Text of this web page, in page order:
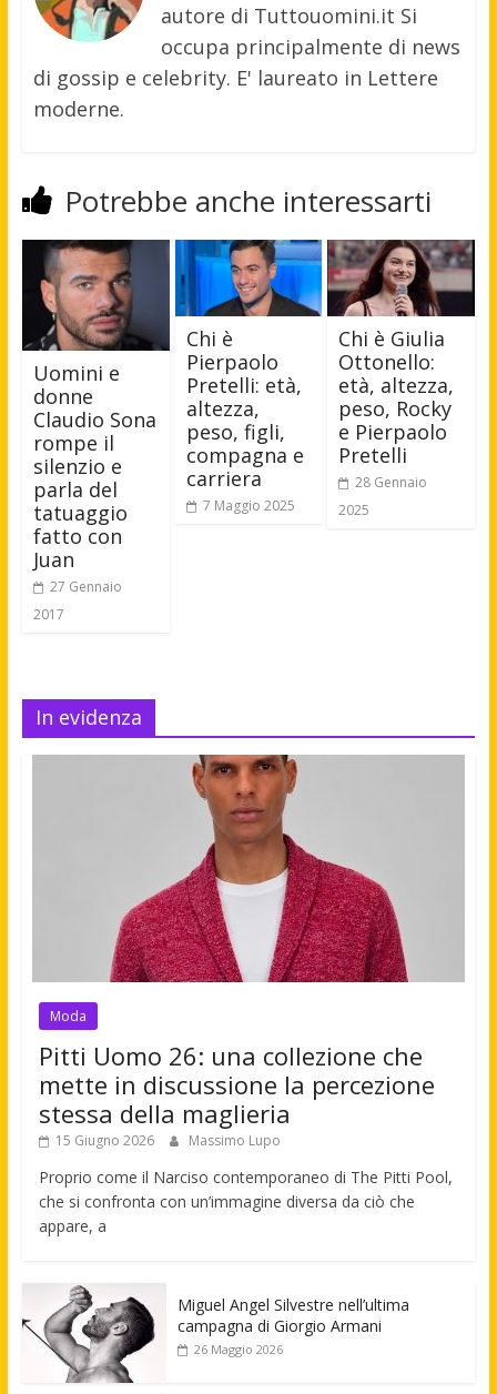
autore di Tuttouomini.it Si
occupa principalmente di news
di gossip e celebrity. E' laureato in Lettere
moderne.
Potrebbe anche interessarti
Uomini e
donne
Claudio Sona
rompe il
silenzio e
parla del
tatuaggio
fatto con
Juan
27 Gennaio
2017
Chi è
Pierpaolo
Pretelli: età,
altezza,
peso, figli,
compagna e
carriera
7 Maggio 2025
Chi è Giulia
Ottonello:
età, altezza,
peso, Rocky
e Pierpaolo
Pretelli
28 Gennaio
2025
In evidenza
Moda
Pitti Uomo 26: una collezione che
mette in discussione la percezione
stessa della maglieria
15 Giugno 2026 Massimo Lupo
Proprio come il Narciso contemporaneo di The Pitti Pool,
che si confronta con un’immagine diversa da ciò che
appare, a
Miguel Angel Silvestre nell’ultima
campagna di Giorgio Armani
26 Maggio 2026